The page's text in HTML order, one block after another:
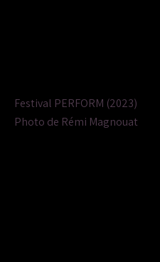
Festival PERFORM (2023)
Photo de Rémi Magnouat